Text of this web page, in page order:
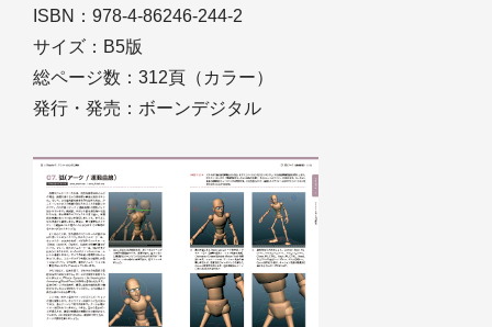
ISBN：978-4-86246-244-2
サイズ：B5版
総ページ数：312頁（カラー）
発行・発売：ボーンデジタル